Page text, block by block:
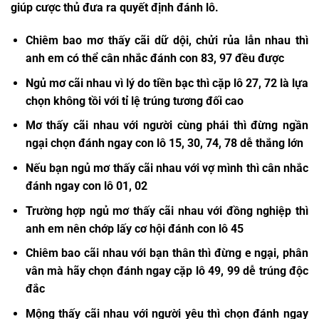
giúp cược thủ đưa ra quyết định đánh lô.
Chiêm bao mơ thấy cãi dữ dội, chửi rủa lẫn nhau thì
anh em có thể cân nhắc đánh con 83, 97 đều được
Ngủ mơ cãi nhau vì lý do tiền bạc thì cặp lô 27, 72 là lựa
chọn không tồi với tỉ lệ trúng tương đối cao
Mơ thấy cãi nhau với người cùng phái thì đừng ngần
ngại chọn đánh ngay con lô 15, 30, 74, 78 dễ thắng lớn
Nếu bạn ngủ mơ thấy cãi nhau với vợ mình thì cân nhắc
đánh ngay con lô 01, 02
Trường hợp ngủ mơ thấy cãi nhau với đồng nghiệp thì
anh em nên chớp lấy cơ hội đánh con lô 45
Chiêm bao cãi nhau với bạn thân thì đừng e ngại, phân
vân mà hãy chọn đánh ngay cặp lô 49, 99 dễ trúng độc
đắc
Mộng thấy cãi nhau với người yêu thì chọn đánh ngay